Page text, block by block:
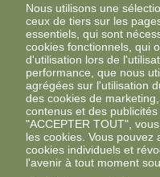
Nous utilisons une
ceux de tiers sur les
essentiels, qui sont
cookies fonctionnels, qui
d'utilisation lors de
performance, que nous
agrégées sur l'utilisation
des cookies de
contenus et des
"ACCEPTER TOUT",
les cookies. Vous pouvez
cookies individuels et
l'avenir à tout moment